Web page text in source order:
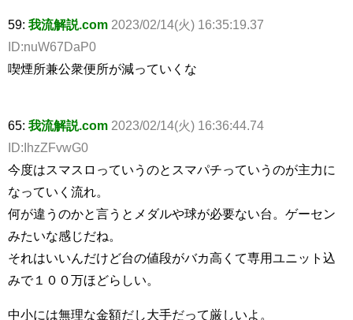
59: 我流解説.com 2023/02/14(火) 16:35:19.37
ID:nuW67DaP0
喫煙所兼公衆便所が減っていくな
65: 我流解説.com 2023/02/14(火) 16:36:44.74
ID:IhzZFvwG0
今度はスマスロっていうのとスマパチっていうのが主力に
なっていく流れ。
何が違うのかと言うとメダルや球が必要ない台。ゲーセン
みたいな感じだね。
それはいいんだけど台の値段がバカ高くて専用ユニット込
みで１００万ほどらしい。
中小には無理な金額だし大手だって厳しいよ。